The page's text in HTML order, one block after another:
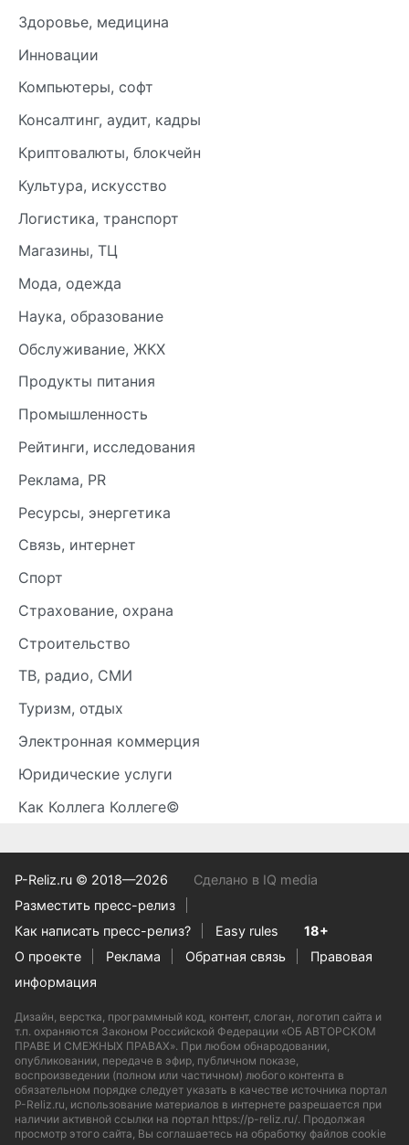
Здоровье, медицина
Инновации
Компьютеры, софт
Консалтинг, аудит, кадры
Криптовалюты, блокчейн
Культура, искусство
Логистика, транспорт
Магазины, ТЦ
Мода, одежда
Наука, образование
Обслуживание, ЖКХ
Продукты питания
Промышленность
Рейтинги, исследования
Реклама, PR
Ресурсы, энергетика
Связь, интернет
Спорт
Страхование, охрана
Строительство
ТВ, радио, СМИ
Туризм, отдых
Электронная коммерция
Юридические услуги
Как Коллега Коллеге©
P-Reliz.ru © 2018—2026
Сделано в IQ media
Разместить пресс-релиз
Как написать пресс-релиз?
Easy rules
18+
О проекте
Реклама Обратная связь
Правовая
информация
Дизайн, верстка, программный код, контент, слоган, логотип сайта и
т.п. охраняются Законом Российской Федерации «ОБ АВТОРСКОМ
ПРАВЕ И СМЕЖНЫХ ПРАВАХ». При любом обнародовании,
опубликовании, передаче в эфир, публичном показе,
воспроизведении (полном или частичном) любого контента в
обязательном порядке следует указать в качестве источника портал
P-Reliz.ru, использование материалов в интернете разрешается при
наличии активной ссылки на портал https://p-reliz.ru/. Продолжая
просмотр этого сайта, Вы соглашаетесь на обработку файлов cookie